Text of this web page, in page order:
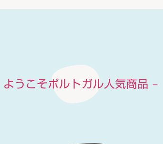
ようこそポルトガル人気商品 –